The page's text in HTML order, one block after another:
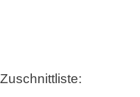
Zuschnittliste: